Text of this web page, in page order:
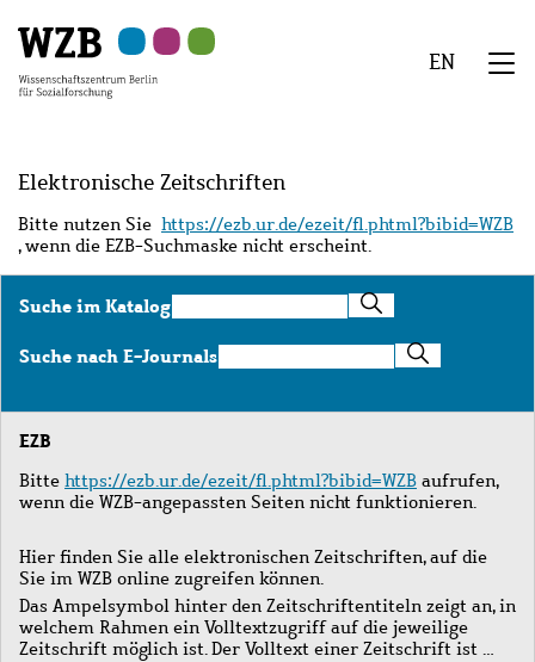
Hauptinhalt
springen
Navigation
springen
Suche
springen
Sekundärnavigation
springen
Fußzeile
springen
EN
Elektronische Zeitschriften
Bitte nutzen Sie https://ezb.ur.de/ezeit/fl.phtml?bibid=WZB
, wenn die EZB-Suchmaske nicht erscheint.
Suche im KatalogSuche
im
Katalog
Suche nach E-JournalsSuche
nach
Journals
EZB
Bitte https://ezb.ur.de/ezeit/fl.phtml?bibid=WZB aufrufen,
wenn die WZB-angepassten Seiten nicht funktionieren.
Hier finden Sie alle elektronischen Zeitschriften, auf die
Sie im WZB online zugreifen können.
Das Ampelsymbol hinter den Zeitschriftentiteln zeigt an, in
welchem Rahmen ein Volltextzugriff auf die jeweilige
Zeitschrift möglich ist. Der Volltext einer Zeitschrift ist …